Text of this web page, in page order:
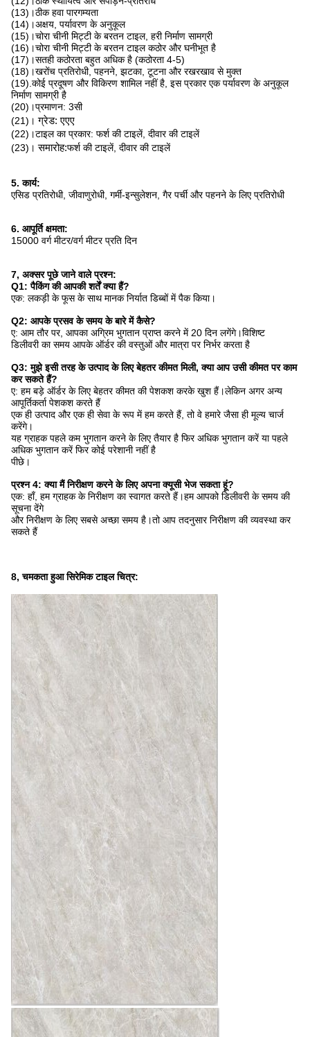
(13)।ठीक हवा पारगम्यता
(14)।अक्षय, पर्यावरण के अनुकूल
(15)।चोरा चीनी मिट्टी के बरतन टाइल, हरी निर्माण सामग्री
(16)।चोरा चीनी मिट्टी के बरतन टाइल कठोर और घनीभूत है
(17)।सतही कठोरता बहुत अधिक है (कठोरता 4-5)
(18)।खरोंच प्रतिरोधी, पहनने, झटका, टूटना और रखरखाव से मुक्त
(19).कोई प्रदूषण और विकिरण शामिल नहीं है, इस प्रकार एक पर्यावरण के अनुकूल
निर्माण सामग्री है
(20)।प्रमाणन: 3सी
(21)।ग्रेड: एएए
(22)।टाइल का प्रकार: फर्श की टाइलें, दीवार की टाइलें
(23)।समारोह:फर्श की टाइलें, दीवार की टाइलें
5. कार्य:
एसिड प्रतिरोधी, जीवाणुरोधी, गर्मी-इन्सुलेशन, गैर पर्ची और पहनने के लिए प्रतिरोधी
6. आपूर्ति क्षमता:
15000 वर्ग मीटर/वर्ग मीटर प्रति दिन
7, अक्सर पूछे जाने वाले प्रश्न:
Q1: पैकिंग की आपकी शर्तें क्या हैं?
एक: लकड़ी के फूस के साथ मानक निर्यात डिब्बों में पैक किया।
Q2: आपके प्रसव के समय के बारे में कैसे?
ए: आम तौर पर, आपका अग्रिम भुगतान प्राप्त करने में 20 दिन लगेंगे।विशिष्ट
डिलीवरी का समय आपके ऑर्डर की वस्तुओं और मात्रा पर निर्भर करता है
Q3: मुझे इसी तरह के उत्पाद के लिए बेहतर कीमत मिली, क्या आप उसी कीमत पर काम
कर सकते हैं?
ए: हम बड़े ऑर्डर के लिए बेहतर कीमत की पेशकश करके खुश हैं।लेकिन अगर अन्य
आपूर्तिकर्ता पेशकश करते हैं
एक ही उत्पाद और एक ही सेवा के रूप में हम करते हैं, तो वे हमारे जैसा ही मूल्य चार्ज
करेंगे।
यह ग्राहक पहले कम भुगतान करने के लिए तैयार है फिर अधिक भुगतान करें या पहले
अधिक भुगतान करें फिर कोई परेशानी नहीं है
पीछे।
प्रश्न 4: क्या मैं निरीक्षण करने के लिए अपना क्यूसी भेज सकता हूं?
एक: हाँ, हम ग्राहक के निरीक्षण का स्वागत करते हैं।हम आपको डिलीवरी के समय की
सूचना देंगे
और निरीक्षण के लिए सबसे अच्छा समय है।तो आप तदनुसार निरीक्षण की व्यवस्था कर
सकते हैं
8, चमकता हुआ सिरेमिक टाइल चित्र: